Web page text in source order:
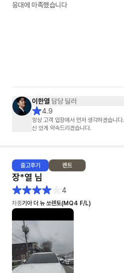
응대에 마족했습니다
이한열 담당 딜러
4.9
항상 고객 입장에서 먼저 생각하겠습니다. 귀한 시간 헛되지 않게끔 좋은 결과 자
신 있게 약속드리겠습니다.
출고후기 렌트
장*열 님
4
차종기아 더 뉴 쏘렌토(MQ4 F/L)